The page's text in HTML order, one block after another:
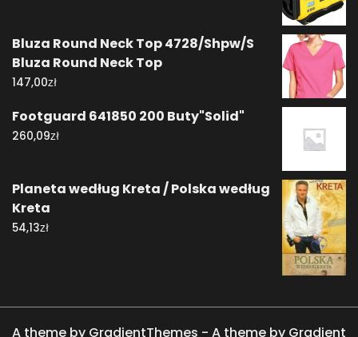
Bluza Round Neck Top 4728/Shpw/S
Bluza Round Neck Top
147,00zł
Footguard 641850 200 Buty"Solid"
260,09zł
Planeta według Kreta / Polska według
Kreta
54,13zł
A theme by GradientThemes - A theme by Gradient